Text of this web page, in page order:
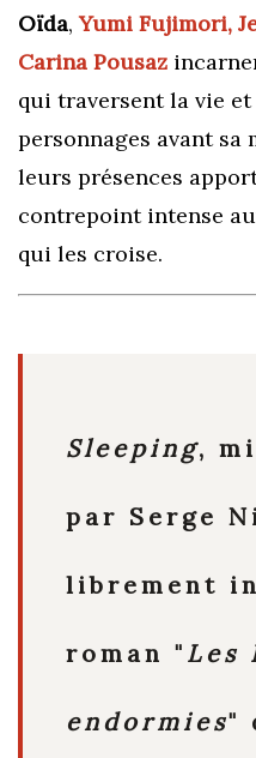
Oïda,Yumi Fujimori,
Carina Pousaz
qui traversent la vie
personnages avant sa
leurs présences
contrepoint intense
qui les croise.
Sleeping,
par Serge
librement
roman " Les
endormies"